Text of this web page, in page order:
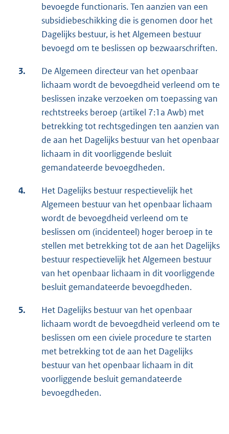
bevoegde functionaris. Ten aanzien van een
subsidiebeschikking die is genomen door het
Dagelijks bestuur, is het Algemeen bestuur
bevoegd om te beslissen op bezwaarschriften.
3.
De Algemeen directeur van het openbaar
lichaam wordt de bevoegdheid verleend om te
beslissen inzake verzoeken om toepassing van
rechtstreeks beroep (artikel 7:1a Awb) met
betrekking tot rechtsgedingen ten aanzien van
de aan het Dagelijks bestuur van het openbaar
lichaam in dit voorliggende besluit
gemandateerde bevoegdheden.
4.
Het Dagelijks bestuur respectievelijk het
Algemeen bestuur van het openbaar lichaam
wordt de bevoegdheid verleend om te
beslissen om (incidenteel) hoger beroep in te
stellen met betrekking tot de aan het Dagelijks
bestuur respectievelijk het Algemeen bestuur
van het openbaar lichaam in dit voorliggende
besluit gemandateerde bevoegdheden.
5.
Het Dagelijks bestuur van het openbaar
lichaam wordt de bevoegdheid verleend om te
beslissen om een civiele procedure te starten
met betrekking tot de aan het Dagelijks
bestuur van het openbaar lichaam in dit
voorliggende besluit gemandateerde
bevoegdheden.